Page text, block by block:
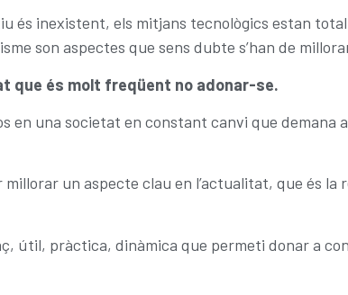
és inexistent, els mitjans tecnològics estan
son aspectes que sens dubte s’han de
que és molt freqüent no adonar-se.
en una societat en constant canvi que demana
millorar un aspecte clau en l’actualitat, que és la
útil, pràctica, dinàmica que permeti donar a